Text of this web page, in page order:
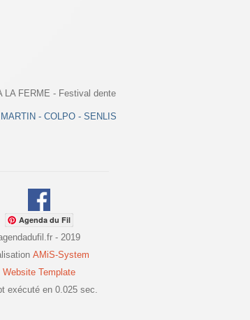
FERME - Festival dentellier de Colpo - Couvige de
- COLPO - SENLIS - CONNANTRE - MENDE -
Agenda du Fil
- 2019
AMiS-System
Website Template
exécuté en 0.025 sec.